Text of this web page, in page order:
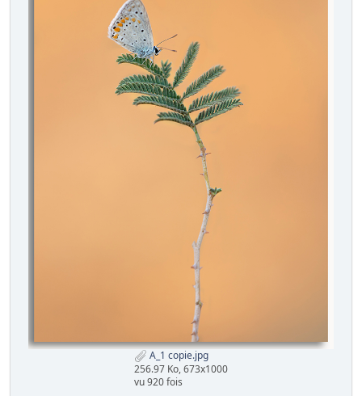
A_1 copie.jpg
256.97 Ko, 673x1000
vu 920 fois